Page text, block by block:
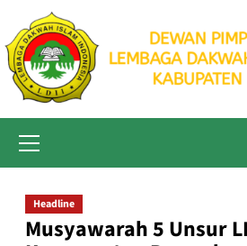
content
Menu
Headline
Musyawarah 5 Unsur